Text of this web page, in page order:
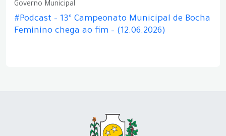
Governo Municipal
#Podcast – 13º Campeonato Municipal de Bocha
Feminino chega ao fim – (12.06.2026)